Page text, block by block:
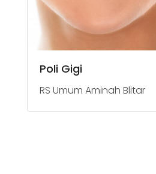
Poli Gigi
RS Umum Aminah Blitar